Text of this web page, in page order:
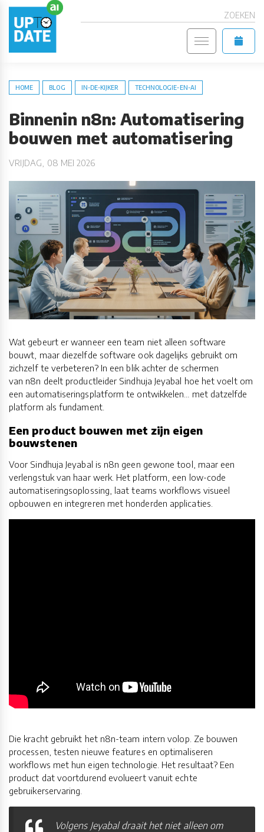
ZOEKEN
HOME BLOG IN-DE-KIJKER TECHNOLOGIE-EN-AI
Binnenin n8n: Automatisering
bouwen met automatisering
VRIJDAG, 08 MEI 2026
Wat gebeurt er wanneer een team niet alleen software
bouwt, maar diezelfde software ook dagelijks gebruikt om
zichzelf te verbeteren? In een blik achter de schermen
van n8n deelt productleider Sindhuja Jeyabal hoe het voelt om
een automatiseringsplatform te ontwikkelen… met datzelfde
platform als fundament.
Een product bouwen met zijn eigen
bouwstenen
Voor Sindhuja Jeyabal is n8n geen gewone tool, maar een
verlengstuk van haar werk. Het platform, een low-code
automatiseringsoplossing, laat teams workflows visueel
opbouwen en integreren met honderden applicaties.
Die kracht gebruikt het n8n-team intern volop. Ze bouwen
processen, testen nieuwe features en optimaliseren
workflows met hun eigen technologie. Het resultaat? Een
product dat voortdurend evolueert vanuit echte
gebruikerservaring.
Volgens Jeyabal draait het niet alleen om